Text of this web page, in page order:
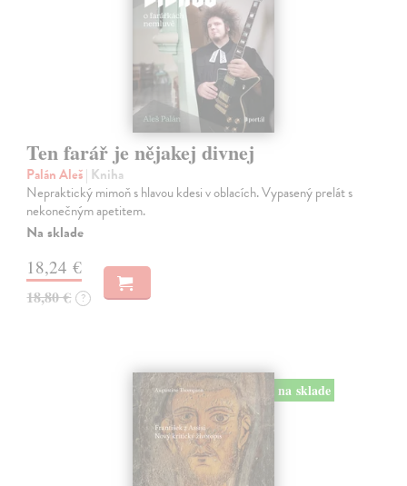
Ten farář je nějakej divnej
Palán Aleš| Kniha
Nepraktický mimoň s hlavou kdesi v oblacích. Vypasený prelát s
nekonečným apetitem.
Na sklade
18,24 €
18,80 € ?
na sklade